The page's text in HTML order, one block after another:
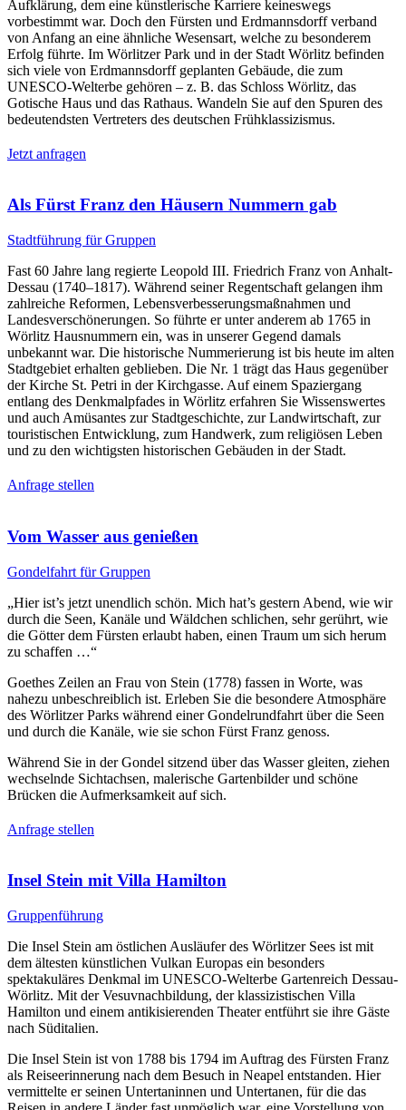
Aufklärung, dem eine künstlerische Karriere keineswegs
vorbestimmt war. Doch den Fürsten und Erdmannsdorff verband
von Anfang an eine ähnliche Wesensart, welche zu besonderem
Erfolg führte. Im Wörlitzer Park und in der Stadt Wörlitz befinden
sich viele von Erdmannsdorff geplanten Gebäude, die zum
UNESCO-Welterbe gehören – z. B. das Schloss Wörlitz, das
Gotische Haus und das Rathaus. Wandeln Sie auf den Spuren des
bedeutendsten Vertreters des deutschen Frühklassizismus.
Jetzt anfragen
Als Fürst Franz den Häusern Nummern gab
Stadtführung für Gruppen
Fast 60 Jahre lang regierte Leopold III. Friedrich Franz von Anhalt-
Dessau (1740–1817). Während seiner Regentschaft gelangen ihm
zahlreiche Reformen, Lebensverbesserungsmaßnahmen und
Landesverschönerungen. So führte er unter anderem ab 1765 in
Wörlitz Hausnummern ein, was in unserer Gegend damals
unbekannt war. Die historische Nummerierung ist bis heute im alten
Stadtgebiet erhalten geblieben. Die Nr. 1 trägt das Haus gegenüber
der Kirche St. Petri in der Kirchgasse. Auf einem Spaziergang
entlang des Denkmalpfades in Wörlitz erfahren Sie Wissenswertes
und auch Amüsantes zur Stadtgeschichte, zur Landwirtschaft, zur
touristischen Entwicklung, zum Handwerk, zum religiösen Leben
und zu den wichtigsten historischen Gebäuden in der Stadt.
Anfrage stellen
Vom Wasser aus genießen
Gondelfahrt für Gruppen
„Hier ist’s jetzt unendlich schön. Mich hat’s gestern Abend, wie wir
durch die Seen, Kanäle und Wäldchen schlichen, sehr gerührt, wie
die Götter dem Fürsten erlaubt haben, einen Traum um sich herum
zu schaffen …“
Goethes Zeilen an Frau von Stein (1778) fassen in Worte, was
nahezu unbeschreiblich ist. Erleben Sie die besondere Atmosphäre
des Wörlitzer Parks während einer Gondelrundfahrt über die Seen
und durch die Kanäle, wie sie schon Fürst Franz genoss.
Während Sie in der Gondel sitzend über das Wasser gleiten, ziehen
wechselnde Sichtachsen, malerische Gartenbilder und schöne
Brücken die Aufmerksamkeit auf sich.
Anfrage stellen
Insel Stein mit Villa Hamilton
Gruppenführung
Die Insel Stein am östlichen Ausläufer des Wörlitzer Sees ist mit
dem ältesten künstlichen Vulkan Europas ein besonders
spektakuläres Denkmal im UNESCO-Welterbe Gartenreich Dessau-
Wörlitz. Mit der Vesuvnachbildung, der klassizistischen Villa
Hamilton und einem antikisierenden Theater entführt sie ihre Gäste
nach Süditalien.
Die Insel Stein ist von 1788 bis 1794 im Auftrag des Fürsten Franz
als Reiseerinnerung nach dem Besuch in Neapel entstanden. Hier
vermittelte er seinen Untertaninnen und Untertanen, für die das